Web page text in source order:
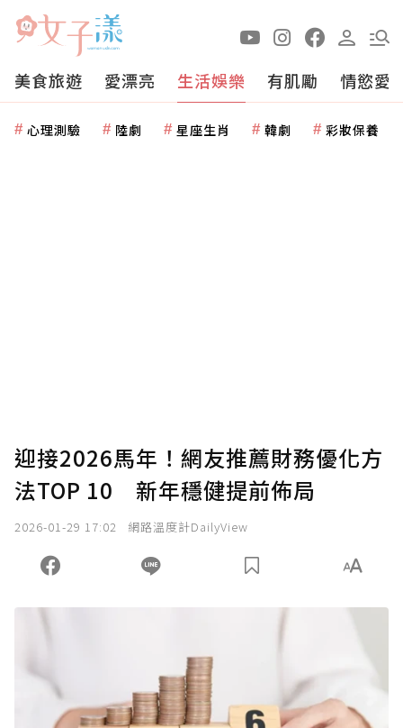
美食旅遊 愛漂亮 生活娛樂 有肌勵 情慾愛
心理測驗 陸劇 星座生肖 韓劇 彩妝保養
迎接2026馬年！網友推薦財務優化方
法TOP 10 新年穩健提前佈局
2026-01-29 17:02 網路溫度計DailyView